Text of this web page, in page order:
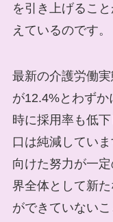
を引き上げるこ
えているのです。
最新の介護労働
が12.4%とわずか
時に採用率も低
口は純減してい
向けた努力が一
界全体として新
ができていない